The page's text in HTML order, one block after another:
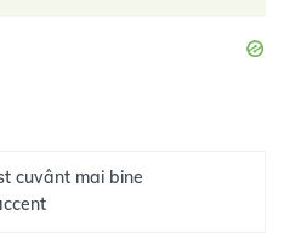
cuvânt mai bine